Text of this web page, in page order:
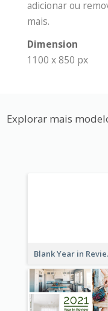
adicionar ou
mais.
Dimension
1100 x 850 px
Explorar mais